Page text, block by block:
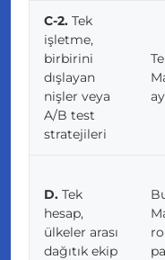
C-2. Tek
işletme,
birbirini
dışlayan
nişler veya
A/B test
stratejileri
D. Tek
hesap,
ülkeler arası
dağıtık ekip